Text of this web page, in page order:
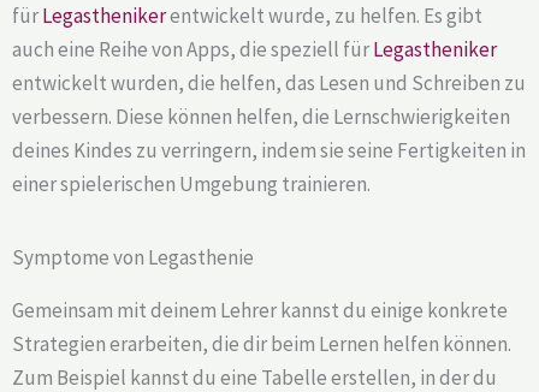
fürLegasthenikerentwickelt wurde, zu helfen. Es gibt
auch eine Reihe von Apps, die speziell fürLegastheniker
entwickelt wurden, die helfen, das Lesen und Schreiben zu
verbessern. Diese können helfen, die Lernschwierigkeiten
deines Kindes zu verringern, indem sie seine Fertigkeiten in
einer spielerischen Umgebung trainieren.
Symptome von Legasthenie
Gemeinsam mit deinem Lehrer kannst du einige konkrete
Strategien erarbeiten, die dir beim Lernen helfen können.
Zum Beispiel kannst du eine Tabelle erstellen, in der du